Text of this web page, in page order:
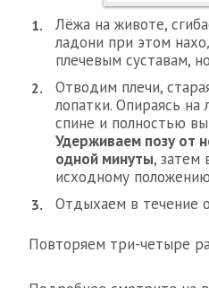
Лёжа на животе,
ладони при этом
плечевым суставам,
Отводим плечи,
лопатки. Опираясь на
спине и полностью
Удерживаем позу от
одной минуты, затем
исходному
Отдыхаем в течение
Повторяем три-четыре